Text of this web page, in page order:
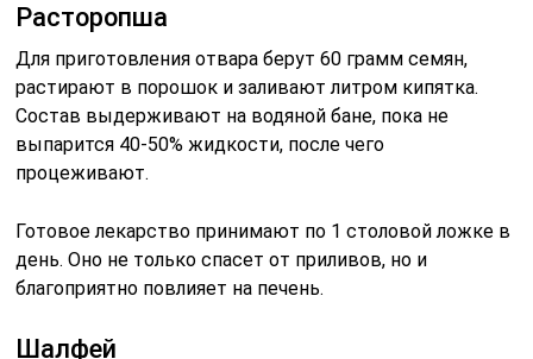
Расторопша
Для приготовления отвара берут 60 грамм семян,
растирают в порошок и заливают литром кипятка.
Состав выдерживают на водяной бане, пока не
выпарится 40-50% жидкости, после чего
процеживают.
Готовое лекарство принимают по 1 столовой ложке в
день. Оно не только спасет от приливов, но и
благоприятно повлияет на печень.
Шалфей